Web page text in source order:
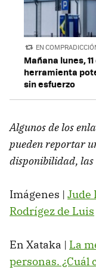
EN
Mañana lunes,
herramienta
sin esfuerzo
Algunos de los
pueden reportar
disponibilidad, las
Imágenes |
Rodrígez de Luis
En Xataka | La
personas. ¿Cuál